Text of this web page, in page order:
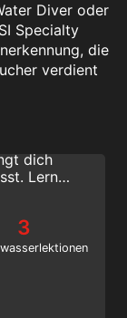
Diver oder
Specialty
die
verdient
dich
Lerne
3